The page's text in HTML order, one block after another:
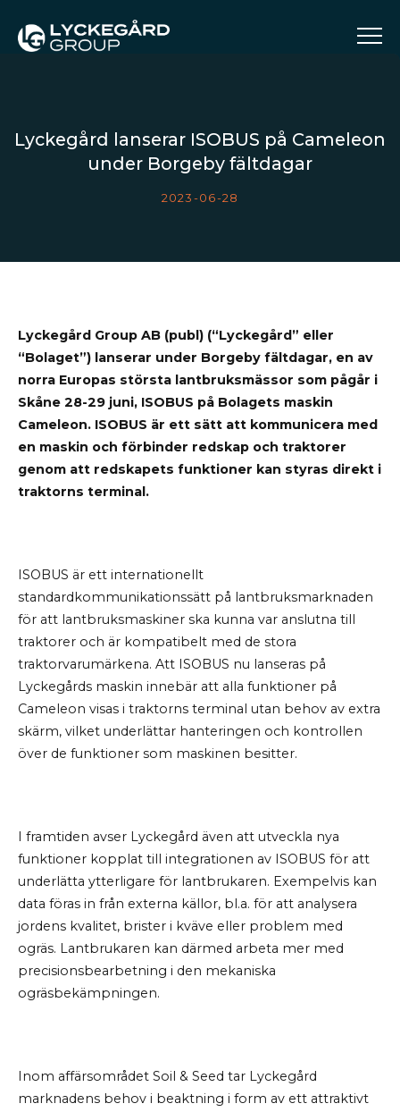
Lyckegård lanserar ISOBUS på Cameleon
under Borgeby fältdagar
2023-06-28
Lyckegård Group AB (publ) (“Lyckegård” eller
“Bolaget”) lanserar under Borgeby fältdagar, en av
norra Europas största lantbruksmässor som pågår i
Skåne 28-29 juni, ISOBUS på Bolagets maskin
Cameleon. ISOBUS är ett sätt att kommunicera med
en maskin och förbinder redskap och traktorer
genom att redskapets funktioner kan styras direkt i
traktorns terminal.
ISOBUS är ett internationellt
standardkommunikationssätt på lantbruksmarknaden
för att lantbruksmaskiner ska kunna var anslutna till
traktorer och är kompatibelt med de stora
traktorvarumärkena. Att ISOBUS nu lanseras på
Lyckegårds maskin innebär att alla funktioner på
Cameleon visas i traktorns terminal utan behov av extra
skärm, vilket underlättar hanteringen och kontrollen
över de funktioner som maskinen besitter.
I framtiden avser Lyckegård även att utveckla nya
funktioner kopplat till integrationen av ISOBUS för att
underlätta ytterligare för lantbrukaren. Exempelvis kan
data föras in från externa källor, bl.a. för att analysera
jordens kvalitet, brister i kväve eller problem med
ogräs. Lantbrukaren kan därmed arbeta mer med
precisionsbearbetning i den mekaniska
ogräsbekämpningen.
Inom affärsområdet Soil & Seed tar Lyckegård
marknadens behov i beaktning i form av ett attraktivt